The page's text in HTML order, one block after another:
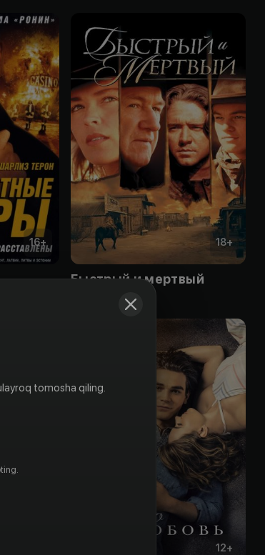
16+ 18+
Быстрый и мертвый
12+
tomosha qiling.